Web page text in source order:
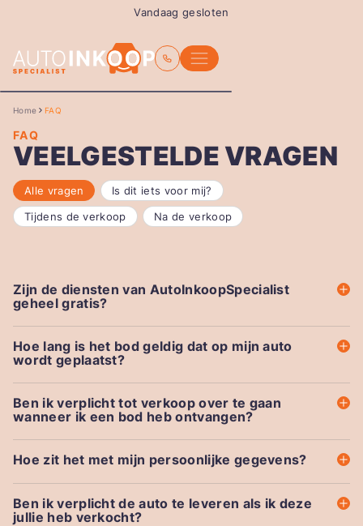
Vandaag gesloten
Home FAQ
FAQ
VEELGESTELDE VRAGEN
Alle vragen Is dit iets voor mij?
Tijdens de verkoop Na de verkoop
Zijn de diensten van AutoInkoopSpecialist
geheel gratis?
Hoe lang is het bod geldig dat op mijn auto
wordt geplaatst?
Ben ik verplicht tot verkoop over te gaan
wanneer ik een bod heb ontvangen?
Hoe zit het met mijn persoonlijke gegevens?
Ben ik verplicht de auto te leveren als ik deze
jullie heb verkocht?